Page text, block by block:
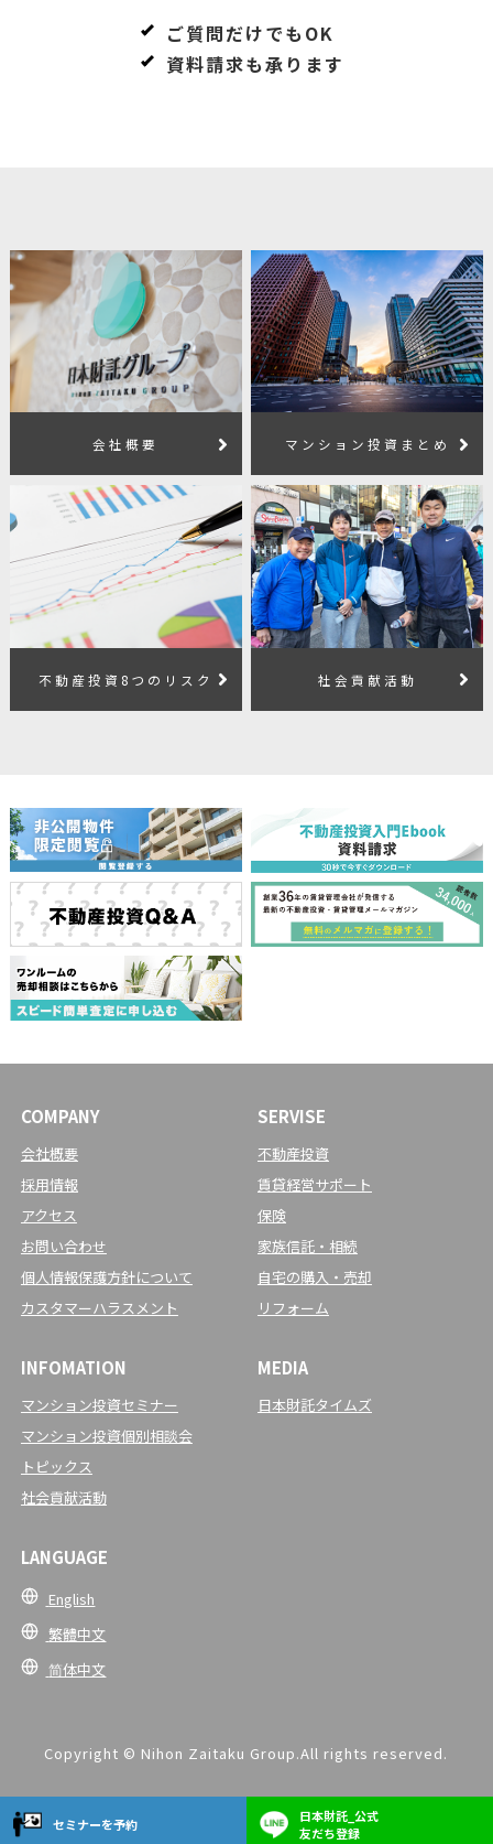
ご質問だけでもOK
資料請求も承ります
会社概要 マンション投資まとめ
不動産投資8つのリスク 社会貢献活動
セミナーを予約
日本財託_公式
友だち登録
COMPANY
会社概要
採用情報
アクセス
お問い合わせ
個人情報保護方針について
カスタマーハラスメント
SERVISE
不動産投資
賃貸経営サポート
保険
家族信託・相続
自宅の購入・売却
リフォーム
INFOMATION
マンション投資セミナー
マンション投資個別相談会
トピックス
社会貢献活動
MEDIA
日本財託タイムズ
LANGUAGE
English
繁體中文
简体中文
Copyright © Nihon Zaitaku Group.All rights reserved.